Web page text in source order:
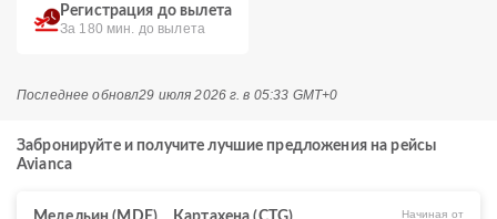
Регистрация до вылета
За 180 мин. до вылета
Последнее обновл29 июля 2026 г. в 05:33 GMT+0
Забронируйте и получите лучшие предложения на рейсы
Avianca
Начиная от